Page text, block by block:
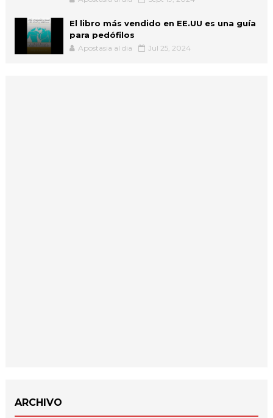
El libro más vendido en EE.UU es una guía
para pedófilos
Apostasia al dia Jul 25, 2024
ARCHIVO